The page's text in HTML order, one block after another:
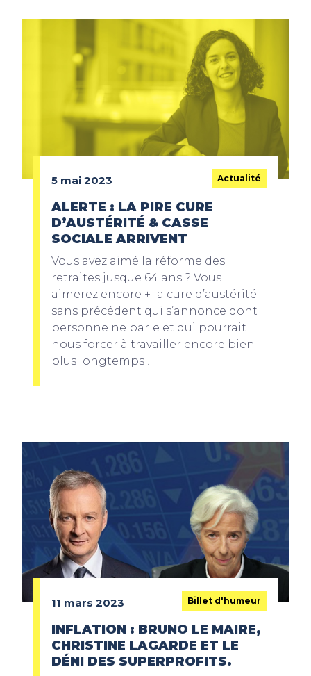
5 mai 2023 Actualité
ALERTE : LA PIRE CURE
D’AUSTÉRITÉ & CASSE
SOCIALE ARRIVENT
Vous avez aimé la réforme des
retraites jusque 64 ans ? Vous
aimerez encore + la cure d’austérité
sans précédent qui s’annonce dont
personne ne parle et qui pourrait
nous forcer à travailler encore bien
plus longtemps !
11 mars 2023 Billet d'humeur
INFLATION : BRUNO LE MAIRE,
CHRISTINE LAGARDE ET LE
DÉNI DES SUPERPROFITS.